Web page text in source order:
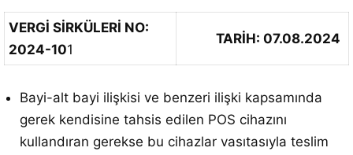
VERGİ SİRKÜLERİ NO:
2024-101
TARİH: 07.08.2024
Bayi-alt bayi ilişkisi ve benzeri ilişki kapsamında
gerek kendisine tahsis edilen POS cihazını
kullandıran gerekse bu cihazlar vasıtasıyla teslim